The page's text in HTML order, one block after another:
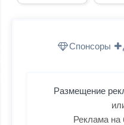
Спонсоры
Размещение
Реклама на